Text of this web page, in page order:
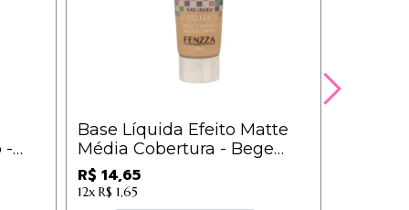
-
Base Líquida Efeito Matte
Média Cobertura - Bege
Claro - Fenzza - BE64
R$ 14,65
12x R$ 1,65